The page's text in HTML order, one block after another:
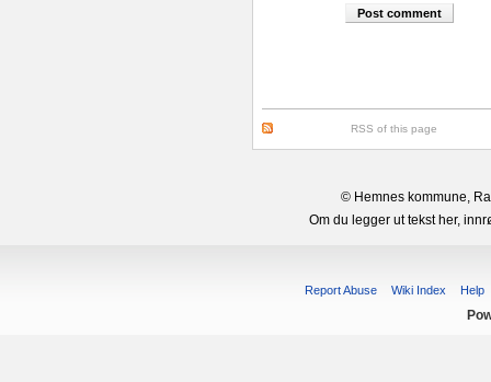
RSS of this page
© Hemnes kommune,
Om du legger ut tekst her,
Report Abuse Wiki Index Help